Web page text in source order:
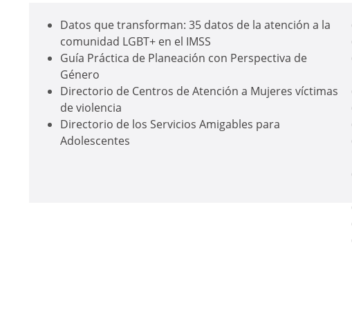
Datos que transforman: 35 datos de la atención a la
comunidad LGBT+ en el IMSS
Guía Práctica de Planeación con Perspectiva de
Género
Directorio de Centros de Atención a Mujeres víctimas
de violencia
Directorio de los Servicios Amigables para
Adolescentes